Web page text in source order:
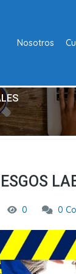
Nosotros
0 0